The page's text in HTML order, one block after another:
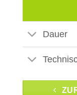
Dauer